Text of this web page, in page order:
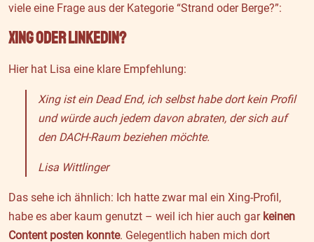
viele eine Frage aus der Kategorie “Strand oder Berge?”:
Xing oder LinkedIn?
Hier hat Lisa eine klare Empfehlung:
Xing ist ein Dead End, ich selbst habe dort kein Profil
und würde auch jedem davon abraten, der sich auf
den DACH-Raum beziehen möchte.
Lisa Wittlinger
Das sehe ich ähnlich: Ich hatte zwar mal ein Xing-Profil,
habe es aber kaum genutzt – weil ich hier auch gar keinen
Content posten konnte. Gelegentlich haben mich dort